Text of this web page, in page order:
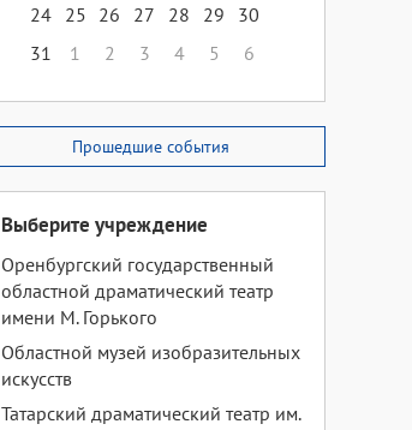
24 25 26 27 28 29
30
31
1 2 3 4 5 6
Прошедшие события
Выберите учреждение
Оренбургский государственный
областной драматический театр
имени М. Горького
Областной музей изобразительных
искусств
Татарский драматический театр им.